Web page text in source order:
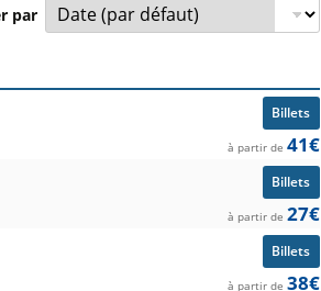
par
et prix à partir de.
Billets
à partir de 41€
Billets
à partir de 27€
Billets
à partir de 38€